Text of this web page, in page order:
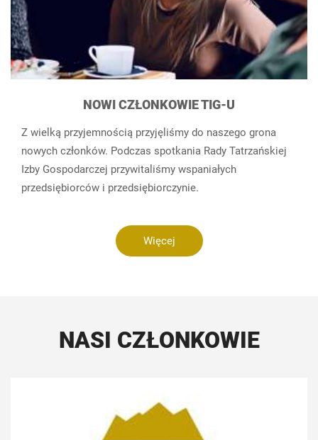
NOWI CZŁONKOWIE TIG-U
Z wielką przyjemnością przyjęliśmy do naszego grona
nowych członków. Podczas spotkania Rady Tatrzańskiej
Izby Gospodarczej przywitaliśmy wspaniałych
przedsiębiorców i przedsiębiorczynie.
Więcej
NASI CZŁONKOWIE